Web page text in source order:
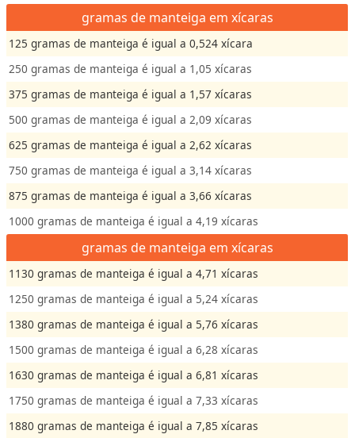
gramas de manteiga em xícaras
125 gramas de manteiga é igual a 0,524 xícara
250 gramas de manteiga é igual a 1,05 xícaras
375 gramas de manteiga é igual a 1,57 xícaras
500 gramas de manteiga é igual a 2,09 xícaras
625 gramas de manteiga é igual a 2,62 xícaras
750 gramas de manteiga é igual a 3,14 xícaras
875 gramas de manteiga é igual a 3,66 xícaras
1000 gramas de manteiga é igual a 4,19 xícaras
gramas de manteiga em xícaras
1130 gramas de manteiga é igual a 4,71 xícaras
1250 gramas de manteiga é igual a 5,24 xícaras
1380 gramas de manteiga é igual a 5,76 xícaras
1500 gramas de manteiga é igual a 6,28 xícaras
1630 gramas de manteiga é igual a 6,81 xícaras
1750 gramas de manteiga é igual a 7,33 xícaras
1880 gramas de manteiga é igual a 7,85 xícaras